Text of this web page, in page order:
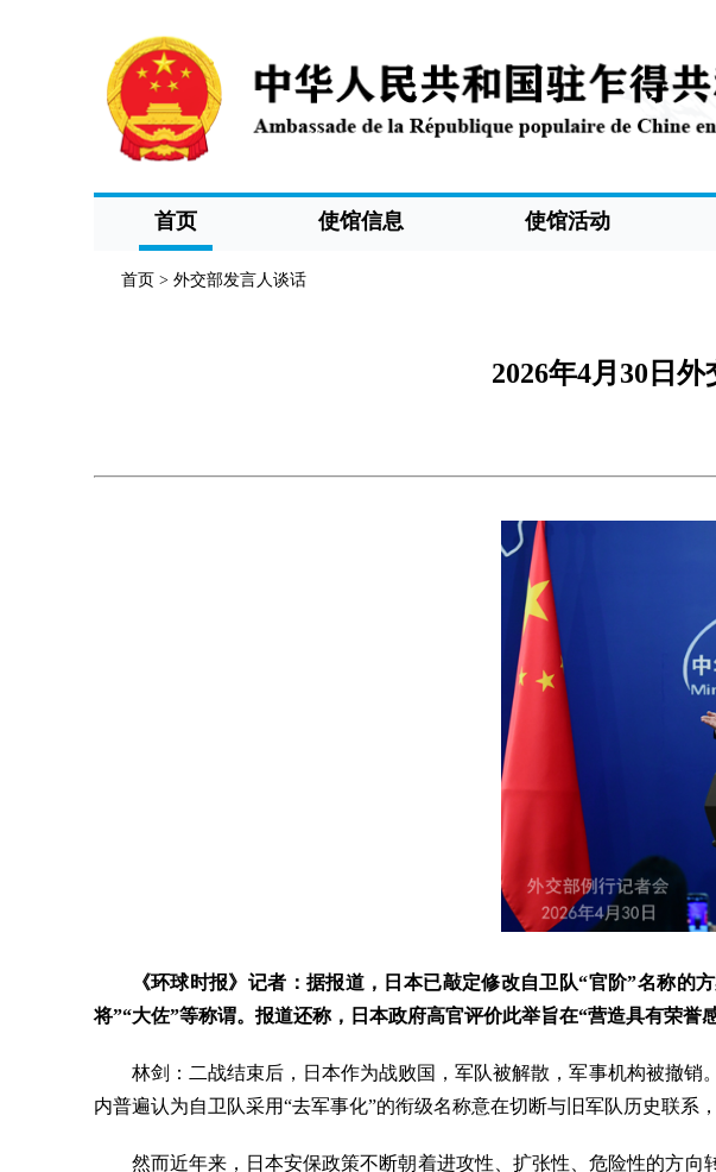
首页 使馆信息 使馆活动
首页 > 外交部发言人谈话
2026年4月30日
《环球时报》记者：据报道，日本已敲定修改自卫队“官阶”名称
将”“大佐”等称谓。报道还称，日本政府高官评价此举旨在“营造具有荣
林剑：二战结束后，日本作为战败国，军队被解散，军事机构被撤
内普遍认为自卫队采用“去军事化”的衔级名称意在切断与旧军队历史联系
然而近年来，日本安保政策不断朝着进攻性、扩张性、危险性的方